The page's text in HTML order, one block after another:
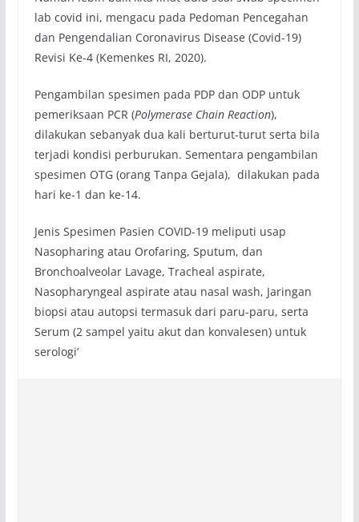
lab covid ini, mengacu pada Pedoman Pencegahan
dan Pengendalian Coronavirus Disease (Covid-19)
Revisi Ke-4 (Kemenkes RI, 2020).
Pengambilan spesimen pada PDP dan ODP untuk
pemeriksaan PCR (Polymerase Chain Reaction),
dilakukan sebanyak dua kali berturut-turut serta bila
terjadi kondisi perburukan. Sementara pengambilan
spesimen OTG (orang Tanpa Gejala), dilakukan pada
hari ke-1 dan ke-14.
Jenis Spesimen Pasien COVID-19 meliputi usap
Nasopharing atau Orofaring, Sputum, dan
Bronchoalveolar Lavage, Tracheal aspirate,
Nasopharyngeal aspirate atau nasal wash, Jaringan
biopsi atau autopsi termasuk dari paru-paru, serta
Serum (2 sampel yaitu akut dan konvalesen) untuk
serologi’